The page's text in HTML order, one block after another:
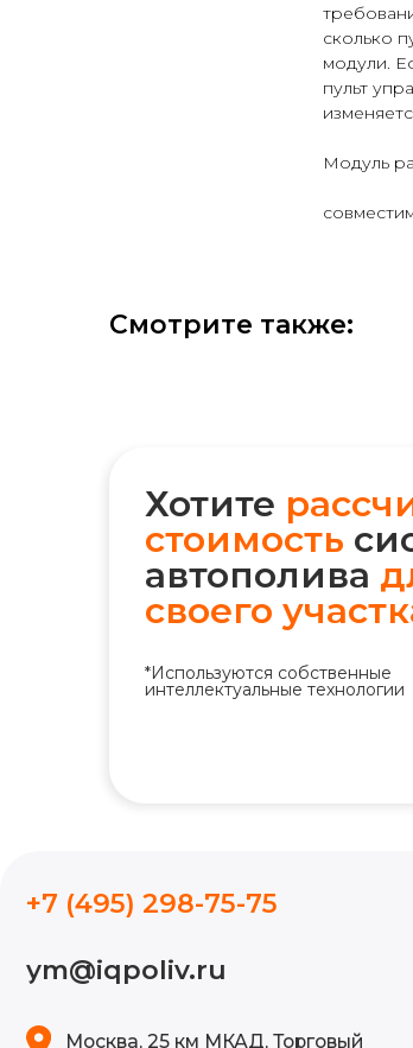
сколько
модули.
пульт
Модуль
Смотрите также:
Хотите
стоимость
автополива
своего
*Используются собственные
интеллектуальные технологии
+7 (495) 298-75-75
МЫ В СОЦ. СЕТЯХ